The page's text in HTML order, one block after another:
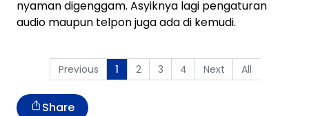
nyaman digenggam. Asyiknya lagi pengaturan
audio maupun telpon juga ada di kemudi.
Previous 1 2 3 4 Next All
Share